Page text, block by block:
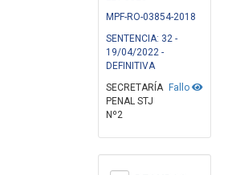
MPF-RO-03854-2018
SENTENCIA: 32 -
19/04/2022 -
DEFINITIVA
Fallo
SECRETARÍA
PENAL STJ
Nº2